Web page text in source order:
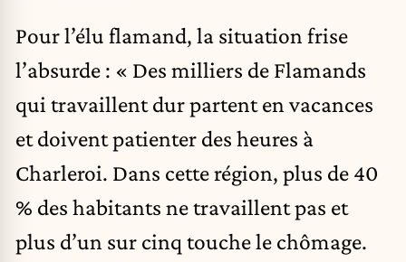
Pour l’élu flamand, la situation frise
l’absurde : « Des milliers de Flamands
qui travaillent dur partent en vacances
et doivent patienter des heures à
Charleroi. Dans cette région, plus de 40
% des habitants ne travaillent pas et
plus d’un sur cinq touche le chômage.